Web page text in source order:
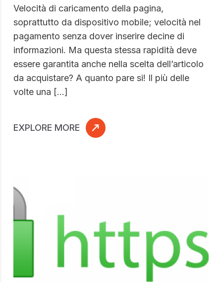
Velocità di caricamento della pagina,
soprattutto da dispositivo mobile; velocità nel
pagamento senza dover inserire decine di
informazioni. Ma questa stessa rapidità deve
essere garantita anche nella scelta dell’articolo
da acquistare? A quanto pare si! Il più delle
volte una […]
EXPLORE MORE